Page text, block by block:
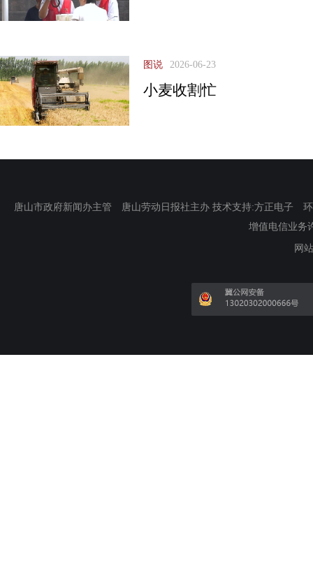
图说 2026-06-23
小麦收割忙
唐山市政府新闻办主管 唐山劳动日报社主办 技术支持:方正电子
增值电信业务
网